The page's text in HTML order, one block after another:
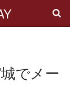
でメー